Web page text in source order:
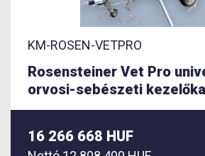
KM-ROSEN-VETPRO
Rosensteiner Vet Pro
orvosi-sebészeti
16 266 668 HUF